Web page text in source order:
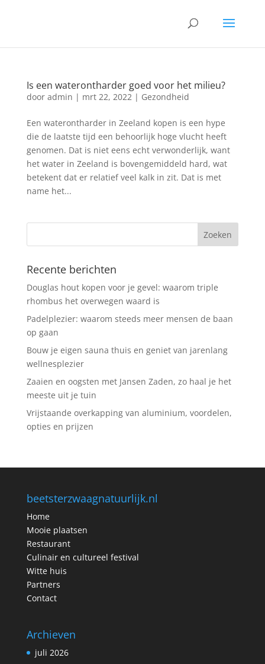
Is een waterontharder goed voor het milieu?
door admin | mrt 22, 2022| Gezondheid
Een waterontharder in Zeeland kopen is een hype
die de laatste tijd een behoorlijk hoge vlucht heeft
genomen. Dat is niet eens echt verwonderlijk, want
het water in Zeeland is bovengemiddeld hard, wat
betekent dat er relatief veel kalk in zit. Dat is met
name het...
Recente berichten
Douglas hout kopen voor je gevel: waarom triple
rhombus het overwegen waard is
Padelplezier: waarom steeds meer mensen de baan
op gaan
Bouw je eigen sauna thuis en geniet van jarenlang
wellnesplezier
Zaaien en oogsten met Jansen Zaden, zo haal je het
meeste uit je tuin
Vrijstaande overkapping van aluminium, voordelen,
opties en prijzen
beetsterzwaagnatuurlijk.nl
Home
Mooie plaatsen
Restaurant
Culinair en cultureel festival
Witte huis
Partners
Contact
Archieven
juli 2026